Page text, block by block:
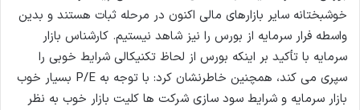
خوشبختانه سایر بازارهای مالی اکنون در مرحله ثبات هستند و بدین
واسطه فرار سرمایه از بورس را نیز شاهد نیستیم. کارشناس بازار
سرمایه با تأکید بر اینکه بورس از لحاظ تکنیکالی شرایط خوبی را
سپری می کند، همچنین خاطرنشان کرد: با توجه به P/E بسیار خوب
بازار سرمایه و شرایط سود سازی شرکت ها کلیت بازار خوب به نظر